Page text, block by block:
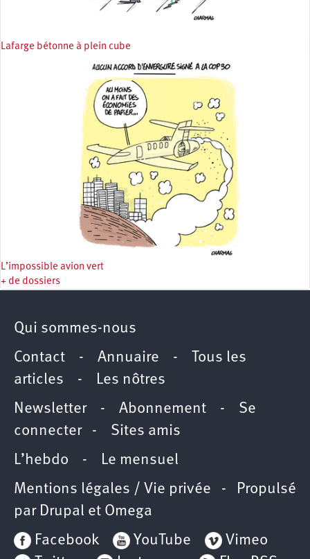
Lafarge bétonne à plein cube
L’impossible avion vert
+ de dossiers
Qui sommes-nous
Contact - Annuaire -
Tous les
articles - Les nôtres
Newsletter- Abonnement - Se
connecter- Sites amis
L’hebdo - Le mensuel
Mentions légales / Vie privée - Propulsé
par Drupal et Omega
Facebook
YouTube
Vimeo